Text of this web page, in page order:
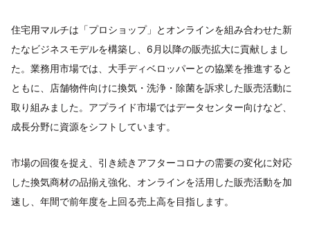
住宅用マルチは「プロショップ」とオンラインを組み合わせた新
たなビジネスモデルを構築し、6月以降の販売拡大に貢献しまし
た。業務用市場では、大手ディベロッパーとの協業を推進すると
ともに、店舗物件向けに換気・洗浄・除菌を訴求した販売活動に
取り組みました。アプライド市場ではデータセンター向けなど、
成長分野に資源をシフトしています。
市場の回復を捉え、引き続きアフターコロナの需要の変化に対応
した換気商材の品揃え強化、オンラインを活用した販売活動を加
速し、年間で前年度を上回る売上高を目指します。